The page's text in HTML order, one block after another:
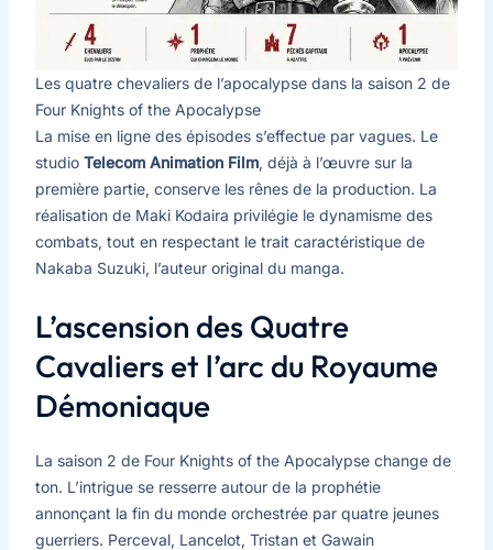
Les quatre chevaliers de l’apocalypse dans la saison 2 de
Four Knights of the Apocalypse
La mise en ligne des épisodes s’effectue par vagues. Le
studio Telecom Animation Film, déjà à l’œuvre sur la
première partie, conserve les rênes de la production. La
réalisation de Maki Kodaira privilégie le dynamisme des
combats, tout en respectant le trait caractéristique de
Nakaba Suzuki, l’auteur original du manga.
L’ascension des Quatre
Cavaliers et l’arc du Royaume
Démoniaque
La saison 2 de Four Knights of the Apocalypse change de
ton. L’intrigue se resserre autour de la prophétie
annonçant la fin du monde orchestrée par quatre jeunes
guerriers. Perceval, Lancelot, Tristan et Gawain